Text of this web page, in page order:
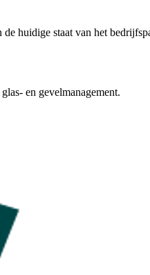
huidige staat van het
en gevelmanagement.